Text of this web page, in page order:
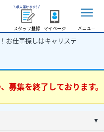
スタッフ登録 マイページ メニュー
お仕事探しはキャリステ
募集を終了しております。
▼